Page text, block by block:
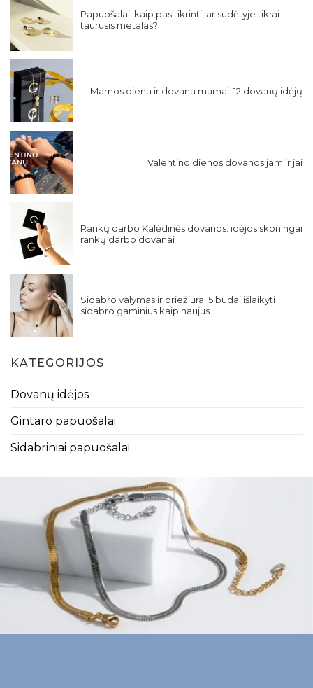
Papuošalai: kaip pasitikrinti, ar sudėtyje tikrai
taurusis metalas?
Mamos diena ir dovana mamai: 12 dovanų idėjų
Valentino dienos dovanos jam ir jai
Rankų darbo Kalėdinės dovanos: idėjos skoningai
rankų darbo dovanai
Sidabro valymas ir priežiūra: 5 būdai išlaikyti
sidabro gaminius kaip naujus
KATEGORIJOS
Dovanų idėjos
Gintaro papuošalai
Sidabriniai papuošalai